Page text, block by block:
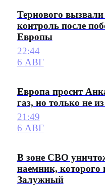
Тернового
контроль после
Европы
22:44
6 АВГ
Европа просит
газ, но только не
21:49
6 АВГ
В зоне СВО
наемник, которого
Залужный